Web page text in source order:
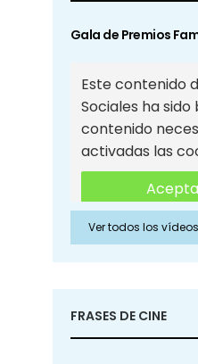
Gala de Premios
Este contenido
Sociales ha sido
contenido
activadas las
Aceptar
Ver todos los vídeos
FRASES DE CINE